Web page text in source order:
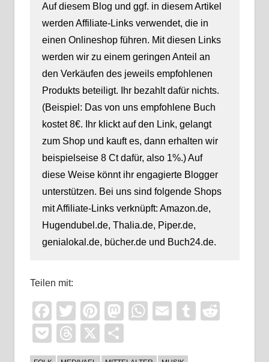
Auf diesem Blog und ggf. in diesem Artikel
werden Affiliate-Links verwendet, die in
einen Onlineshop führen. Mit diesen Links
werden wir zu einem geringen Anteil an
den Verkäufen des jeweils empfohlenen
Produkts beteiligt. Ihr bezahlt dafür nichts.
(Beispiel: Das von uns empfohlene Buch
kostet 8€. Ihr klickt auf den Link, gelangt
zum Shop und kauft es, dann erhalten wir
beispielseise 8 Ct dafür, also 1%.) Auf
diese Weise könnt ihr engagierte Blogger
unterstützen. Bei uns sind folgende Shops
mit Affiliate-Links verknüpft: Amazon.de,
Hugendubel.de, Thalia.de, Piper.de,
genialokal.de, bücher.de und Buch24.de.
Teilen mit:
Facebook
TwitterPinterest
Mastodon
WhatsApp
EmailTumblr
PocketThreads
X